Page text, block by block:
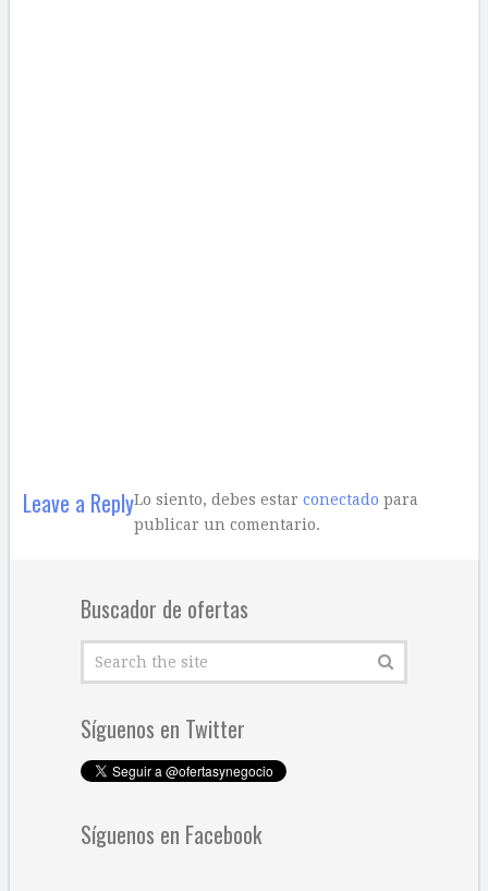
Leave a ReplyLo siento, debes estar conectado para
publicar un comentario.
Buscador de ofertas
Síguenos en Twitter
Síguenos en Facebook